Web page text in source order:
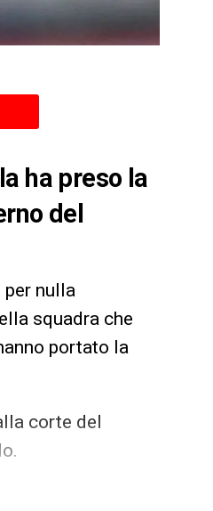
ha preso la
del
per nulla
squadra che
portato la
corte del